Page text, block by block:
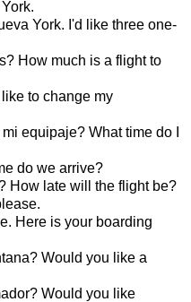
York. I'd like three one-
How much is a flight to
to change my
equipaje? What time do I
do we arrive?
How late will the flight be?
Here is your boarding
Would you like a
Would you like